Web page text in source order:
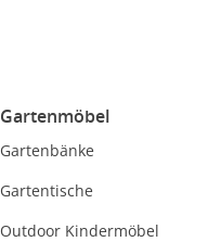
Gartenmöbel
Gartenbänke
Gartentische
Outdoor Kindermöbel